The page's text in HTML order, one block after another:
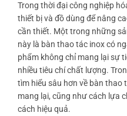
Trong thời đại công nghiệp
thiết bị và đồ dùng để nâng
cần thiết. Một trong những
này là bàn thao tác inox có
phẩm không chỉ mang lại sự
nhiều tiêu chí chất lượng.
tìm hiểu sâu hơn về bàn thao
mang lại, cũng như cách lựa
cách hiệu quả.